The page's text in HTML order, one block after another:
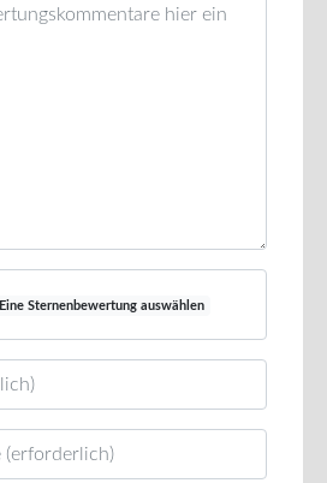
Eine Sternenbewertung auswählen